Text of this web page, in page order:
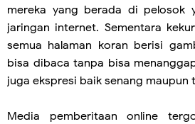
mereka yang berada di pelosok
jaringan internet. Sementara
semua halaman koran berisi
bisa dibaca tanpa bisa
juga ekspresi baik senang maupun
Media pemberitaan online